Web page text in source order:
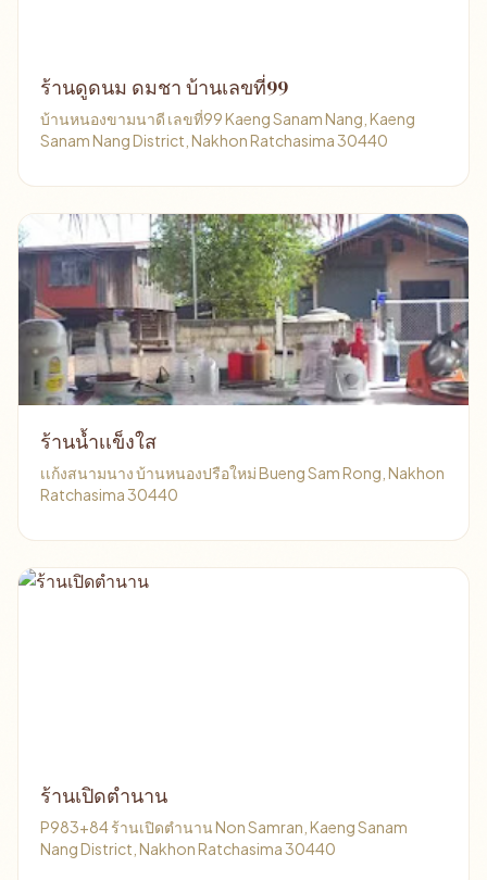
ร้านดูดนม ดมชา บ้านเลขที่99
บ้านหนองขามนาดี เลขที่99 Kaeng Sanam Nang, Kaeng
Sanam Nang District, Nakhon Ratchasima 30440
ร้านน้ำเเข็งใส
เเก้งสนามนาง บ้านหนองปรือใหม่ Bueng Sam Rong, Nakhon
Ratchasima 30440
ร้านเปิดตำนาน
P983+84 ร้านเปิดตำนาน Non Samran, Kaeng Sanam
Nang District, Nakhon Ratchasima 30440